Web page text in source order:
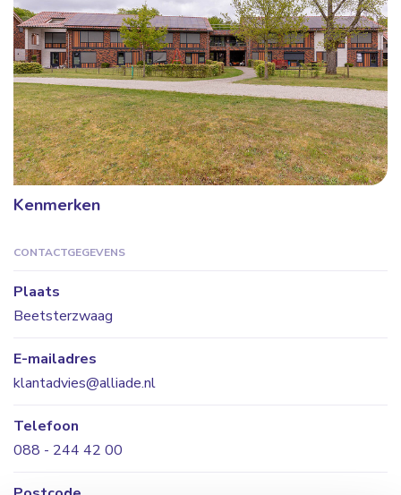
Kenmerken
CONTACTGEGEVENS
Plaats
Beetsterzwaag
E-mailadres
klantadvies@alliade.nl
Telefoon
088 - 244 42 00